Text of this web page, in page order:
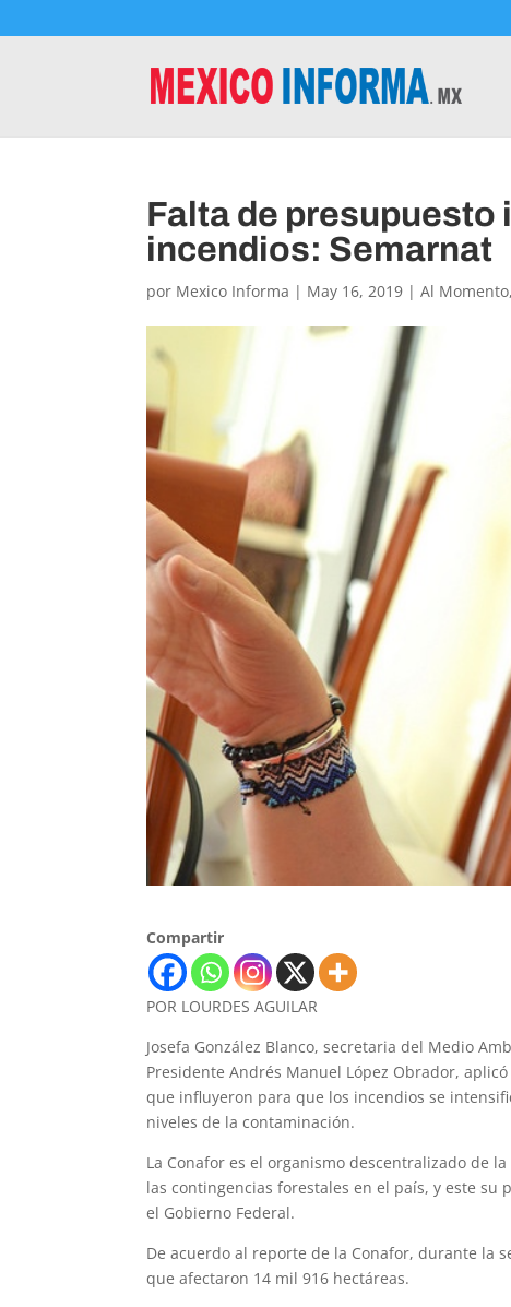
Falta de
incendios: Semarnat
por Mexico Informa | May 16, 2019 |Al Momento,
Compartir
POR LOURDES AGUILAR
Josefa González Blanco, secretaria del Medio
Presidente Andrés Manuel López Obrador,
que influyeron para que los incendios se
niveles de la contaminación.
La Conafor es el organismo descentralizado de
las contingencias forestales en el país, y este
el Gobierno Federal.
De acuerdo al reporte de la Conafor, durante la
que afectaron 14 mil 916 hectáreas.